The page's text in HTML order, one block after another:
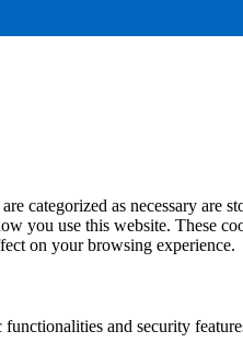
categorized as necessary are
you use this website. These
on your browsing experience.
and security